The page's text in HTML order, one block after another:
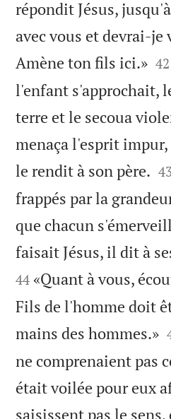
répondit Jésus,
avec vous et devrai-je
Amène ton fils ici.»
42
l'enfant s'approchait,
terre et le secoua
menaça l'esprit
le rendit à son père. 
frappés par la
que chacun
faisait Jésus, il dit à
44 «Quant à vous,
Fils de l'homme doit
mains des hommes.»
ne comprenaient pas
était voilée pour eux
saisissent pas le